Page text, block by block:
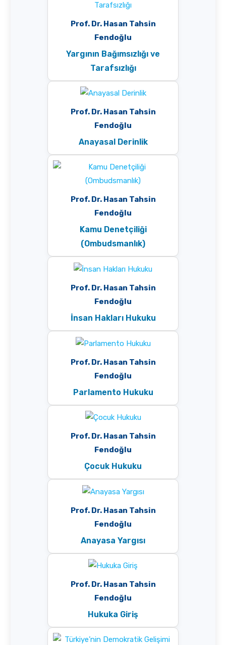
Prof. Dr. Hasan Tahsin
Fendoğlu
Yargının Bağımsızlığı ve
Tarafsızlığı
Prof. Dr. Hasan Tahsin
Fendoğlu
Anayasal Derinlik
Prof. Dr. Hasan Tahsin
Fendoğlu
Kamu Denetçiliği
(Ombudsmanlık)
Prof. Dr. Hasan Tahsin
Fendoğlu
İnsan Hakları Hukuku
Prof. Dr. Hasan Tahsin
Fendoğlu
Parlamento Hukuku
Prof. Dr. Hasan Tahsin
Fendoğlu
Çocuk Hukuku
Prof. Dr. Hasan Tahsin
Fendoğlu
Anayasa Yargısı
Prof. Dr. Hasan Tahsin
Fendoğlu
Hukuka Giriş